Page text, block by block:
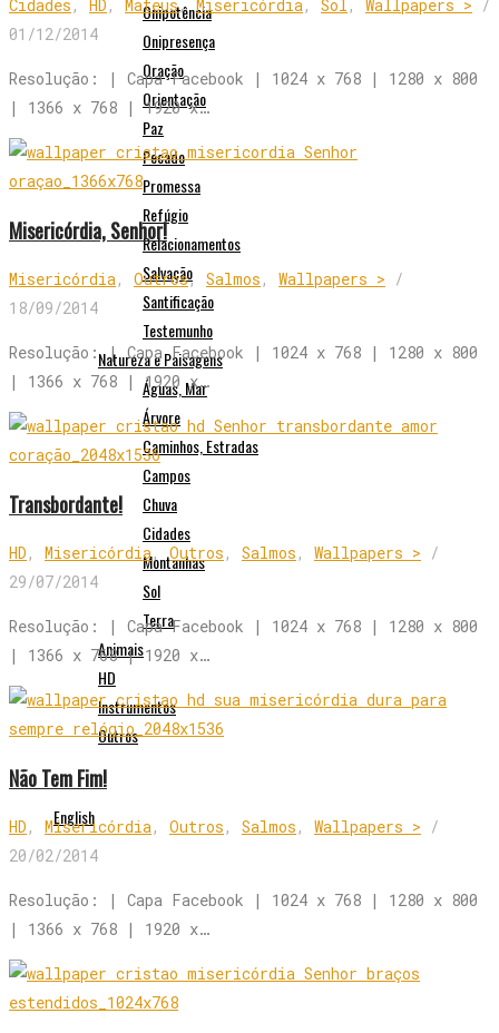
Onipotência
Onipresença
Oração
Orientação
Paz
Pecado
Promessa
Refúgio
Relacionamentos
Salvação
Santificação
Testemunho
Natureza e Paisagens
Águas, Mar
Árvore
Caminhos, Estradas
Campos
Chuva
Cidades
Montanhas
Sol
Terra
Animais
HD
Instrumentos
Outros
English
Cidades , HD , Mateus,Misericórdia, Sol , Wallpapers > /
01/12/2014
Resolução: | Capa Facebook | 1024 x 768 | 1280 x 800
| 1366 x 768 | 1920 x…
Misericórdia, Senhor!
Misericórdia, Outros, Salmos , Wallpapers > /
18/09/2014
Resolução: | Capa Facebook | 1024 x 768 | 1280 x 800
| 1366 x 768 | 1920 x…
Transbordante!
HD , Misericórdia,Outros , Salmos , Wallpapers > /
29/07/2014
Resolução: | Capa Facebook | 1024 x 768 | 1280 x 800
| 1366 x 768 | 1920 x…
Não Tem Fim!
HD , Misericórdia, Outros , Salmos , Wallpapers > /
20/02/2014
Resolução: | Capa Facebook | 1024 x 768 | 1280 x 800
| 1366 x 768 | 1920 x…